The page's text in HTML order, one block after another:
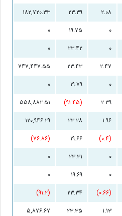
۲.۰۸ ۲۳.۳۹
۱۸۲,۷۲۰.۳۳
۰ ۱۹.۷۵
۰
۰ ۲۳.۴۲
۰
۲.۴۷ ۲۳.۴۳
۷۴۷,۴۴۷.۵۵
۰ ۱۹.۷۹
۰
۲.۳۹ (۹۱.۴۵)
۵۵۸,۸۸۲.۵۱
۱.۹۶ ۲۳.۲۸
۱۲۰,۹۴۶.۲۹
(۰.۴) ۱۹.۶۶
(۷۶.۸۶)
۰ ۲۳.۳۱
۰
۰ ۱۹.۶۹
۰
(۰.۶۶) ۲۳.۳۴
(۹۱.۲)
۱.۱۳ ۲۳.۳۵
۵,۸۷۶.۶۷